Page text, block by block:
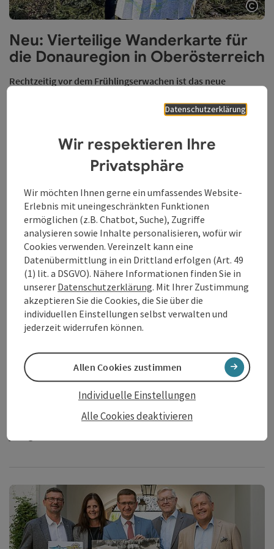
Neu: Vierteilige Wanderkarte für
die Donauregion in Oberösterreich
Rechtzeitig vor dem Frühlingserwachen ist das neue
Oberösterreich erschienen. Alle darin enthaltenen Touren
30 Jahre Donau Oberösterreich,
eine Erfolgsgeschichte
16.12.2021: Am 15. Dezember feierte die Tourismus-
Werbegemeinschaft Donau Oberösterreich gemeinsam mit
ihren 56 Mitgliedern bei der Generalversammlung ihr 30-
Datenschutzerklärung
Wir respektieren Ihre
Privatsphäre
Wir möchten Ihnen gerne ein umfassendes Website-
Erlebnis mit uneingeschränkten Funktionen
ermöglichen (z.B. Chatbot, Suche), Zugriffe
analysieren sowie Inhalte personalisieren, wofür wir
Cookies verwenden. Vereinzelt kann eine
Datenübermittlung in ein Drittland erfolgen (Art. 49
(1) lit. a DSGVO). Nähere Informationen finden Sie in
unserer Datenschutzerklärung. Mit Ihrer Zustimmung
akzeptieren Sie die Cookies, die Sie über die
individuellen Einstellungen selbst verwalten und
jederzeit widerrufen können.
Alle Cookies deaktivieren
Individuelle Einstellungen
Allen Cookies zustimmen